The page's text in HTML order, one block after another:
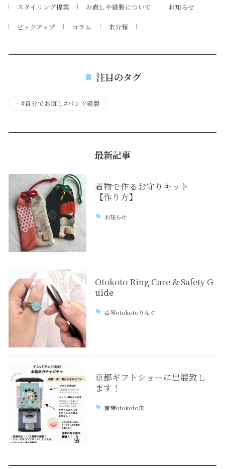
スタイリング提案 お直しや縫製について お知らせ
ピックアップ コラム 未分類
注目のタグ
・ #自分でお直し#パンツ縫製
最新記事
着物で作るお守りキット
【作り方】
お知らせ
Otokoto Ring Care & Safety G
uide
音琴otokotoりんぐ
京都ギフトショーに出展致し
ます！
音琴otokoto缶